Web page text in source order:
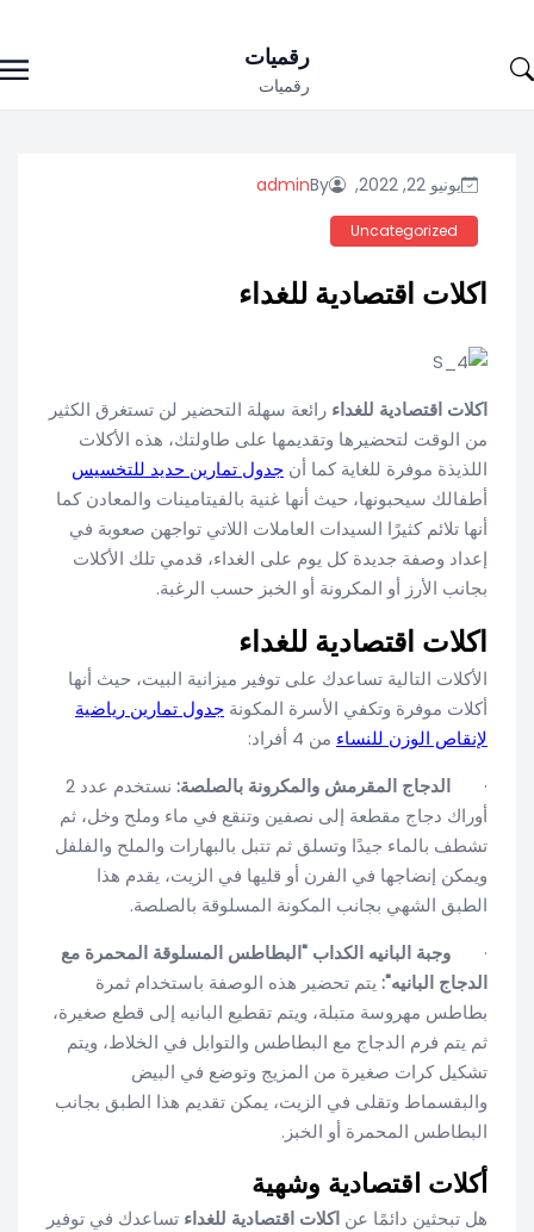
to
رقميات
رقميات
يونيو 22, 2022, By
admin
Uncategorized
اكلات اقتصادية للغداء
اكلات اقتصادية للغداء رائعة سهلة التحضير لن تستغرق الكثير
من الوقت لتحضيرها وتقديمها على طاولتك، هذه الأكلات
اللذيذة موفرة للغاية كما أن جدول تمارين حديد للتخسيس
أطفالك سيحبونها، حيث أنها غنية بالفيتامينات والمعادن كما
أنها تلائم كثيرًا السيدات العاملات اللاتي تواجهن صعوبة في
إعداد وصفة جديدة كل يوم على الغداء، قدمي تلك الأكلات
بجانب الأرز أو المكرونة أو الخبز حسب الرغبة.
اكلات اقتصادية للغداء
الأكلات التالية تساعدك على توفير ميزانية البيت، حيث أنها
أكلات موفرة وتكفي الأسرة المكونة جدول تمارين رياضية
لإنقاص الوزن للنساء من 4 أفراد:
· الدجاج المقرمش والمكرونة بالصلصة:
نستخدم عدد 2
أوراك دجاج مقطعة إلى نصفين وتنقع في ماء وملح وخل، ثم
تشطف بالماء جيدًا وتسلق ثم تتبل بالبهارات والملح والفلفل
ويمكن إنضاجها في الفرن أو قليها في الزيت، يقدم هذا
الطبق الشهي بجانب المكونة المسلوقة بالصلصة.
· وجبة البانيه الكداب "البطاطس المسلوقة المحمرة مع
الدجاج البانيه": يتم تحضير هذه الوصفة باستخدام ثمرة
بطاطس مهروسة متبلة، ويتم تقطيع البانيه إلى قطع صغيرة،
ثم يتم فرم الدجاج مع البطاطس والتوابل في الخلاط، ويتم
تشكيل كرات صغيرة من المزيج وتوضع في البيض
والبقسماط وتقلى في الزيت، يمكن تقديم هذا الطبق بجانب
البطاطس المحمرة أو الخبز.
أكلات اقتصادية وشهية
هل تبحثين دائمًا عن اكلات اقتصادية للغداء تساعدك في توفير